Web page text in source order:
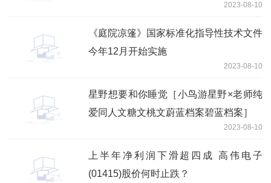
2023-08-10
《庭院凉篷》国家标准化指导性技术文件
今年12月开始实施
2023-08-10
星野想要和你睡觉［小鸟游星野×老师纯
爱同人文糖文桃文蔚蓝档案碧蓝档案］
2023-08-10
上半年净利润下滑超四成 高伟电子
(01415)股价何时止跌？